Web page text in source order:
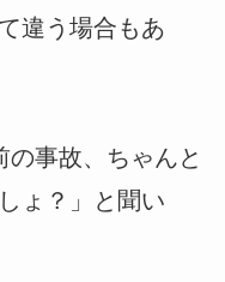
違う場合もあ
の事故、ちゃんと
ょ？」と聞い